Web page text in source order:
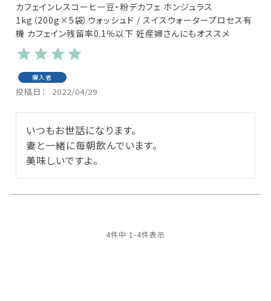
カフェインレスコーヒー豆・粉デカフェ ホンジュラス
1kg（200g×5袋）ウォッシュド / スイスウォータープロセス有
機 カフェイン残留率0.1％以下 妊産婦さんにもオススメ
購入者
投稿日 2022/04/29
いつもお世話になります。
妻と一緒に毎朝飲んでいます。
4件中 1 -4件表示